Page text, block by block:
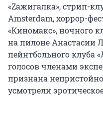
«Zажигалка», стрип-
Amsterdam, хоррор-
«Киномакс», ночного
на пилоне Анастасии
пейнтбольного клуба
голосов членами
признана
усмотрели